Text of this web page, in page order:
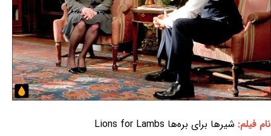
نام فیلم: شیرها برای بره‌ها Lions for Lambs